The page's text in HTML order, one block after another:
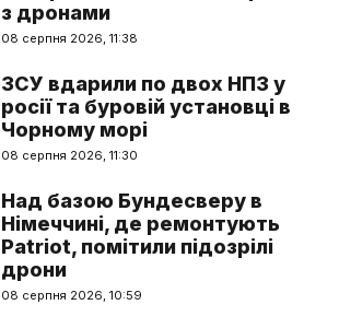
з дронами
08 серпня 2026, 11:38
ЗСУ вдарили по двох НПЗ у
росії та буровій установці в
Чорному морі
08 серпня 2026, 11:30
Над базою Бундесверу в
Німеччині, де ремонтують
Patriot, помітили підозрілі
дрони
08 серпня 2026, 10:59